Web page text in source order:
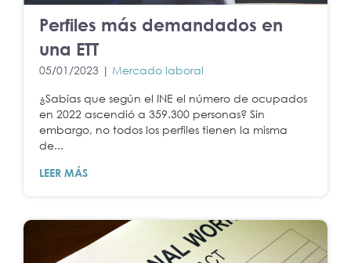
Perfiles más demandados en
una ETT
05/01/2023 | Mercado laboral
¿Sabías que según el INE el número de ocupados
en 2022 ascendió a 359.300 personas? Sin
embargo, no todos los perfiles tienen la misma
de...
LEER MÁS